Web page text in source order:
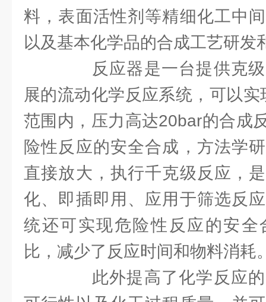
料，表面活性剂等精细化工中
以及基本化学品的合成工艺研发
反应器是一台提供克级
展的流动化学反应系统，可以
范围内，压力高达20bar的合成
险性反应的安全合成，方法学
直接放大，执行千克级反应，
化、即插即用、应用于筛选反
统还可实现危险性反应的安全
比，减少了反应时间和物料消耗
此外提高了化学反应的